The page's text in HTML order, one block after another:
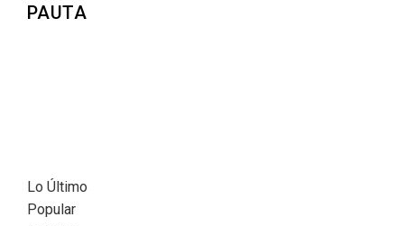
PAUTA
Lo Último
Popular